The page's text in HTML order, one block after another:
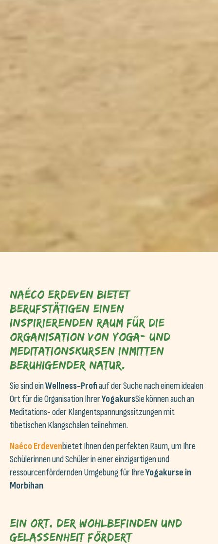
Naéco Erdeven bietet
Berufstätigen einen
inspirierenden Raum für die
Organisation von Yoga- und
Meditationskursen inmitten
beruhigender Natur.
Sie sind einWellness-Profiauf der Suche nach einem idealen
Ort für die Organisation IhrerYogakursSie können auch an
Meditations- oder Klangentspannungssitzungen mit
tibetischen Klangschalen teilnehmen.
Naéco Erdevenbietet Ihnen den perfekten Raum, um Ihre
Schülerinnen und Schüler in einer einzigartigen und
ressourcenfördernden Umgebung für IhreYogakurse in
Morbihan.
Ein Ort, der Wohlbefinden und
Gelassenheit fördert